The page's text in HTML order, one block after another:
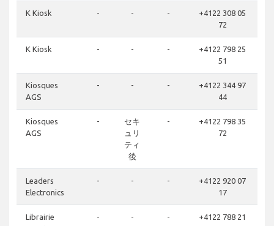
K Kiosk - - -
+4122 308 05
72
K Kiosk - - -
+4122 798 25
51
Kiosques
AGS
- - -
+4122 344 97
44
Kiosques
AGS
-
セキ
ュリ
ティ
後
-
+4122 798 35
72
Leaders
Electronics
- - -
+4122 920 07
17
Librairie
- - -
+4122 788 21